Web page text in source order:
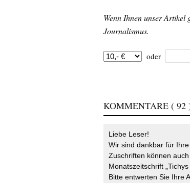
Wenn Ihnen unser Artikel
Journalismus.
oder
KOMMENTARE ( 92
Liebe Leser!
Wir sind dankbar für
Zuschriften können
Monatszeitschrift „Tichys
Bitte entwerten Sie Ihre